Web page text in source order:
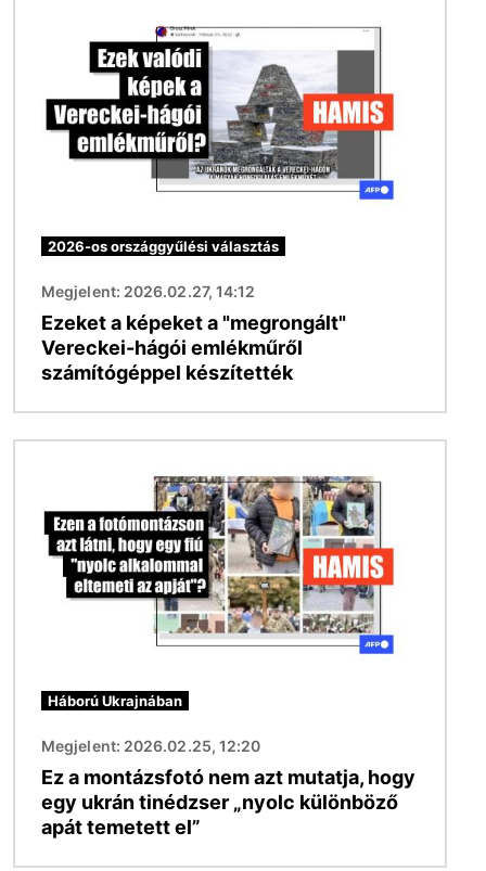
2026-os országgyűlési választás
Megjelent: 2026.02.27, 14:12
Ezeket a képeket a "megrongált"
Vereckei-hágói emlékműről
számítógéppel készítették
Háború Ukrajnában
Megjelent: 2026.02.25, 12:20
Ez a montázsfotó nem azt mutatja, hogy
egy ukrán tinédzser „nyolc különböző
apát temetett el”